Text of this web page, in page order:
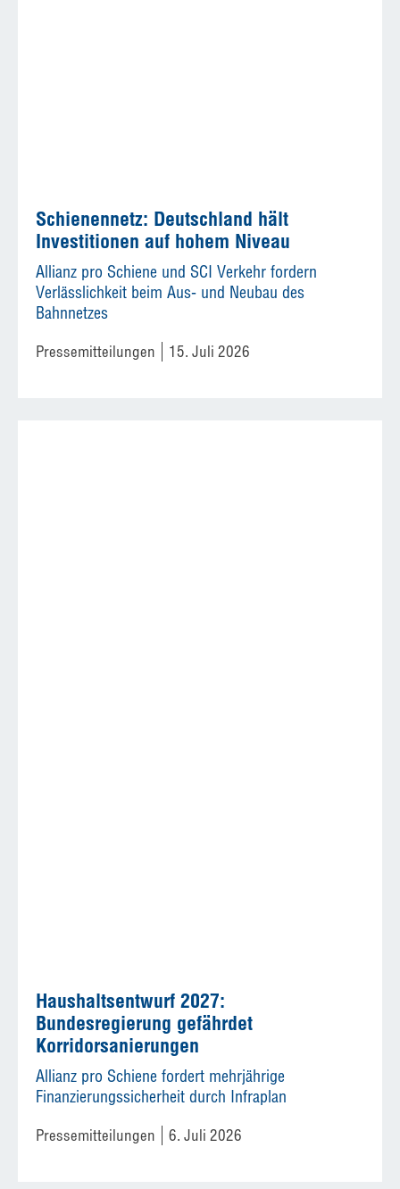
Schienennetz: Deutschland hält
Investitionen auf hohem Niveau
Allianz pro Schiene und SCI Verkehr fordern
Verlässlichkeit beim Aus- und Neubau des
Bahnnetzes
Pressemitteilungen 15. Juli 2026
Haushaltsentwurf 2027:
Bundesregierung gefährdet
Korridorsanierungen
Allianz pro Schiene fordert mehrjährige
Finanzierungssicherheit durch Infraplan
Pressemitteilungen 6. Juli 2026